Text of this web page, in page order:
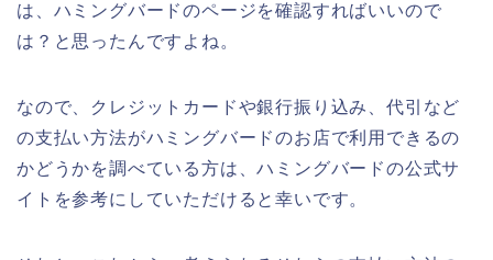
は、ハミングバードのページを確認すればいいので
は？と思ったんですよね。
なので、クレジットカードや銀行振り込み、代引など
の支払い方法がハミングバードのお店で利用できるの
かどうかを調べている方は、ハミングバードの公式サ
イトを参考にしていただけると幸いです。